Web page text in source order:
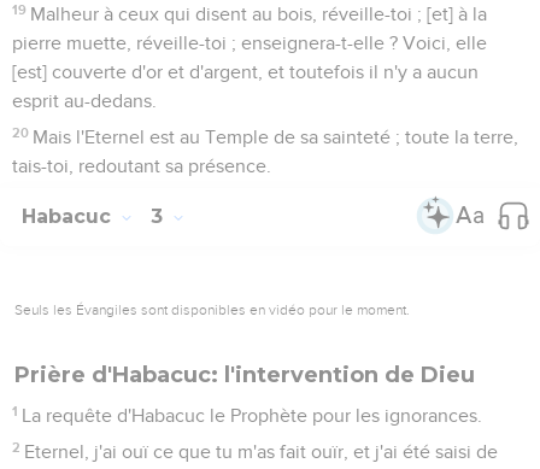
19 Malheur à ceux qui disent au bois, réveille-toi ; [et] à la
pierre muette, réveille-toi ; enseignera-t-elle ? Voici, elle
[est] couverte d'or et d'argent, et toutefois il n'y a aucun
esprit au-dedans.
20 Mais l'Eternel est au Temple de sa sainteté ; toute la terre,
tais-toi, redoutant sa présence.
Habacuc 3
Seuls les Évangiles sont disponibles en vidéo pour le moment.
Prière d'Habacuc: l'intervention de Dieu
1 La requête d'Habacuc le Prophète pour les ignorances.
2 Eternel, j'ai ouï ce que tu m'as fait ouïr, et j'ai été saisi de